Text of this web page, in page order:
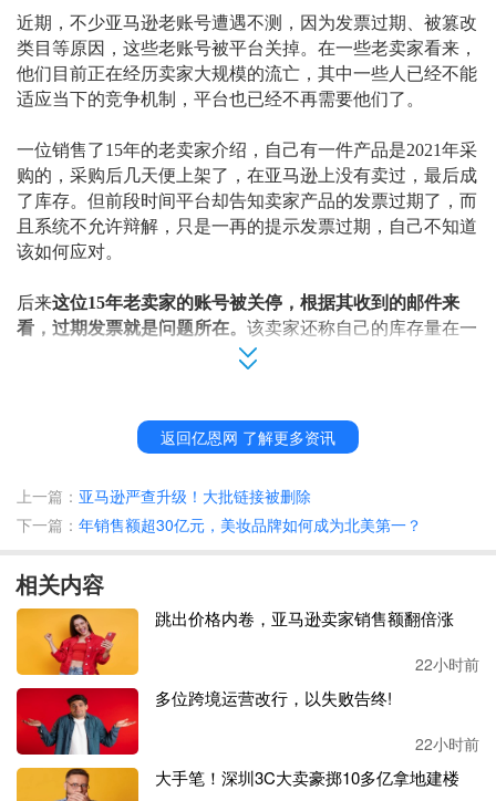
近期，不少亚马逊老账号遭遇不测，因为发票过期、被篡改
类目等原因，这些老账号被平台关掉。在一些老卖家看来，
他们目前正在经历卖家大规模的流亡，其中一些人已经不能
适应当下的竞争机制，平台也已经不再需要他们了。
一位销售了15年的老卖家介绍，自己有一件产品是2021年采
购的，采购后几天便上架了，在亚马逊上没有卖过，最后成
了库存。但前段时间平台却告知卖家产品的发票过期了，而
且系统不允许辩解，只是一再的提示发票过期，自己不知道
该如何应对。
后来这位15年老卖家的账号被关停，根据其收到的邮件来
看，过期发票就是问题所在。 该卖家还称自己的库存量在一
1500的库存量减少到200。
卖家反馈了这一问题。一位售卖二手车的卖家直言：
逊要求提供二手书的发票太奇怪了，而难以想象的是，我在
显然，发票困住了一些老卖家，他们不能为此前的库存提供
弃销售。
“我的一些存货多年来一直没有卖出去，而且这些存货有一
半没有新的发票，而现在的销售量也很小，我认为平台的多
项费用很高，已经不值得去上架产品了，我在亚马逊上销售
的时间不多了”。做了10多年的一位卖家无奈感叹。
不止发票问题，其他问题也正引发老账号的危机。
返回亿恩网 了解更多资讯
上一篇： 亚马逊严查升级！大批链接被删除
下一篇： 年销售额超30亿元，美妆品牌如何成为北美第一？
相关内容
跳出价格内卷，亚马逊卖家销售额翻倍涨
22小时前
多位跨境运营改行，以失败告终!
22小时前
大手笔！深圳3C大卖豪掷10多亿拿地建楼